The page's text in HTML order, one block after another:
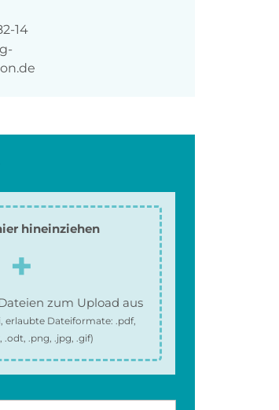
14
hineinziehen
zum Upload aus
erlaubte Dateiformate:.pdf,
.odt, .png, .jpg, .gif)